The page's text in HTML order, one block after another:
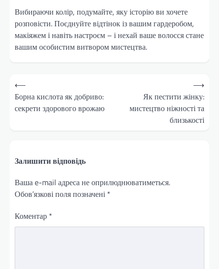
Вибираючи колір, подумайте, яку історію ви хочете
розповісти. Поєднуйте відтінок із вашим гардеробом,
макіяжем і навіть настроєм – і нехай ваше волосся стане
вашим особистим витвором мистецтва.
Навігація
записів
⟵
Борна кислота як добриво:
секрети здорового врожаю
Як пестити жінку:
мистецтво ніжності та
близькості
⟶
Залишити відповідь
Ваша e-mail адреса не оприлюднюватиметься.
Обов’язкові поля позначені *
Коментар *